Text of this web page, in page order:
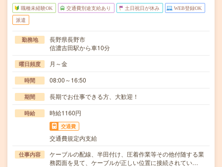
職種未経験OK 交通費別途支給あり 土日祝日が休み WEB登録OK
派遣
勤務地
長野県長野市
信濃吉田駅から車10分
曜日頻度 月～金
時間 08:00～16:50
期間 長期でお仕事できる方、大歓迎！
時給 時給1160円
交通費
交通費規定内支給
仕事内容
ケーブルの配線、半田付け、圧着作業等その他付随する業
務図面を見て、ケーブルが正しい位置に接続されてい…